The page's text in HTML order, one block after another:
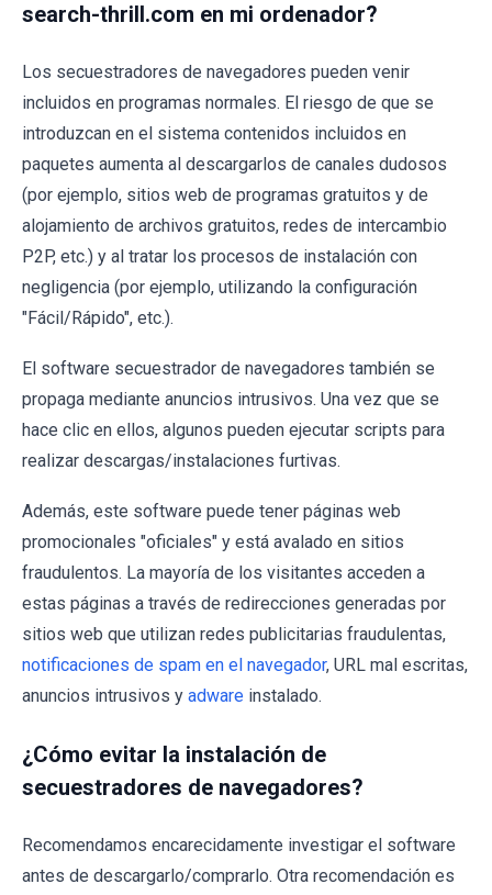
search-thrill.com en mi ordenador?
Los secuestradores de navegadores pueden venir
incluidos en programas normales. El riesgo de que se
introduzcan en el sistema contenidos incluidos en
paquetes aumenta al descargarlos de canales dudosos
(por ejemplo, sitios web de programas gratuitos y de
alojamiento de archivos gratuitos, redes de intercambio
P2P, etc.) y al tratar los procesos de instalación con
negligencia (por ejemplo, utilizando la configuración
"Fácil/Rápido", etc.).
El software secuestrador de navegadores también se
propaga mediante anuncios intrusivos. Una vez que se
hace clic en ellos, algunos pueden ejecutar scripts para
realizar descargas/instalaciones furtivas.
Además, este software puede tener páginas web
promocionales "oficiales" y está avalado en sitios
fraudulentos. La mayoría de los visitantes acceden a
estas páginas a través de redirecciones generadas por
sitios web que utilizan redes publicitarias fraudulentas,
notificaciones de spam en el navegador, URL mal escritas,
anuncios intrusivos y adware instalado.
¿Cómo evitar la instalación de
secuestradores de navegadores?
Recomendamos encarecidamente investigar el software
antes de descargarlo/comprarlo. Otra recomendación es